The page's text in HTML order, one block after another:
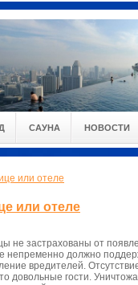
САУНА НОВОСТИ
или отеле
или отеле
не застрахованы от
непременно должно
вредителей.
довольные гости.